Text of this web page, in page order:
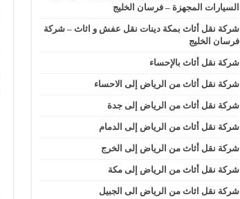
السيارات المجهزة – فرسان الخليج
شركة نقل أثاث بمكة دينات نقل عفش و اثاث – شركة
فرسان الخليج
شركة نقل أثاث بالإحساء
شركة نقل أثاث من الرياض إلى الاحساء
شركة نقل أثاث من الرياض إلى جدة
شركة نقل أثاث من الرياض إلى الدمام
شركة نقل أثاث من الرياض إلى الخرج
شركة نقل أثاث من الرياض إلى مكة
شركة نقل اثاث من الرياض الى الجبيل